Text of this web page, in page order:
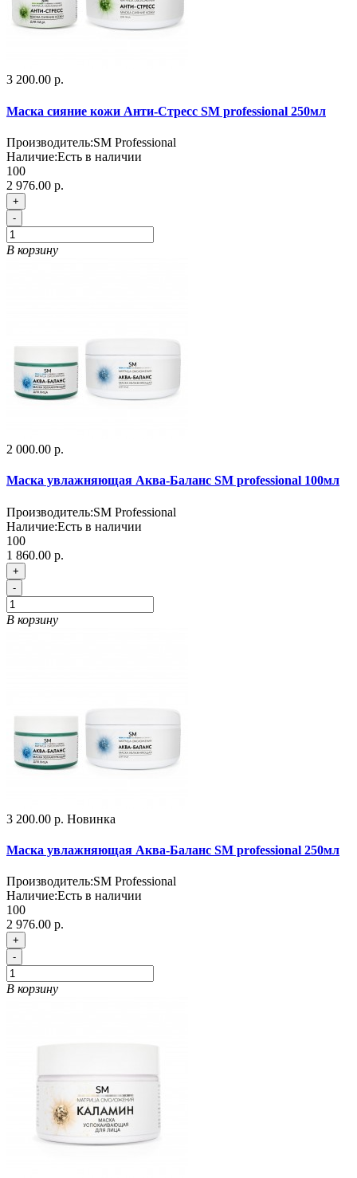
3 200.00 р.
Маска сияние кожи Анти-Стресс SM professional 250мл
Производитель:SM Professional
Наличие:Есть в наличии
100
2 976.00 р.
+
-
В корзину
2 000.00 р.
Маска увлажняющая Аква-Баланс SM professional 100мл
Производитель:SM Professional
Наличие:Есть в наличии
100
1 860.00 р.
+
-
В корзину
3 200.00 р. Новинка
Маска увлажняющая Аква-Баланс SM professional 250мл
Производитель:SM Professional
Наличие:Есть в наличии
100
2 976.00 р.
+
-
В корзину